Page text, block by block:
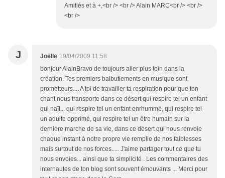
Amitiés et à +,<br /> <br /> Alain MARC<br /> <br />
<br />
J Joëlle 19/04/2009 11:58
bonjour AlainBravo de toujours aller plus loin dans la
création. Tes premiers balbutiements en musique sont
prometteurs.... A toi de travailler ta respiration pour que ton
chant nous transporte dans ce désert qui respire tel un enfant
qui naît... qui respire tel un enfant enrhummé, qui respire tel
un adulte opprimé, qui respire tel un être humain sur la
dernière marche de sa vie, dans ce désert qui nous renvoie
chaque instant à notre propre vie remplie de nos faiblesses
mais surtout de nos forces..... J'aime partager tout ce que tu
nous envoies... ainsi que ta simplicité . Les commentaires des
internautes de ton blog sont souvent émouvants ... Merci pour